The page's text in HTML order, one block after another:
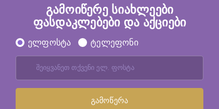
გამოიწერე სიახლეები
ფასდაკლებები და აქციები
ელფოსტა ტელეფონი